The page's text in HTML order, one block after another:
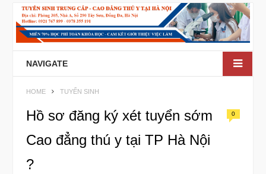
NAVIGATE
HOME TUYỂN SINH
Hồ sơ đăng ký xét tuyển sớm
Cao đẳng thú y tại TP Hà Nội
?
0